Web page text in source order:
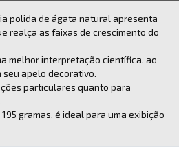
polida de ágata natural apresenta
realça as faixas de crescimento do
melhor interpretação científica, ao
seu apelo decorativo.
particulares quanto para
gramas, é ideal para uma exibição